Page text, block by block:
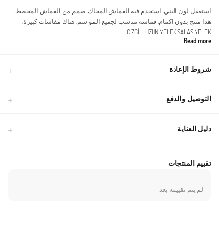
استعمل لون البني. استخدم فيه القماش المحاك. صمم من القماش المخطط.
هذا منتج بدون اكمام. قماشه مناسب لجميع المواسم. هناك مقاسات كبيرة.
ÇİZGİLİ UZUN YELEK.SALAŞ YELEK.
Read more
شروط الإعادة
التوصيل والدفع
دليل العناية
تقييم المنتجات
لم يتم تقييمه بعد